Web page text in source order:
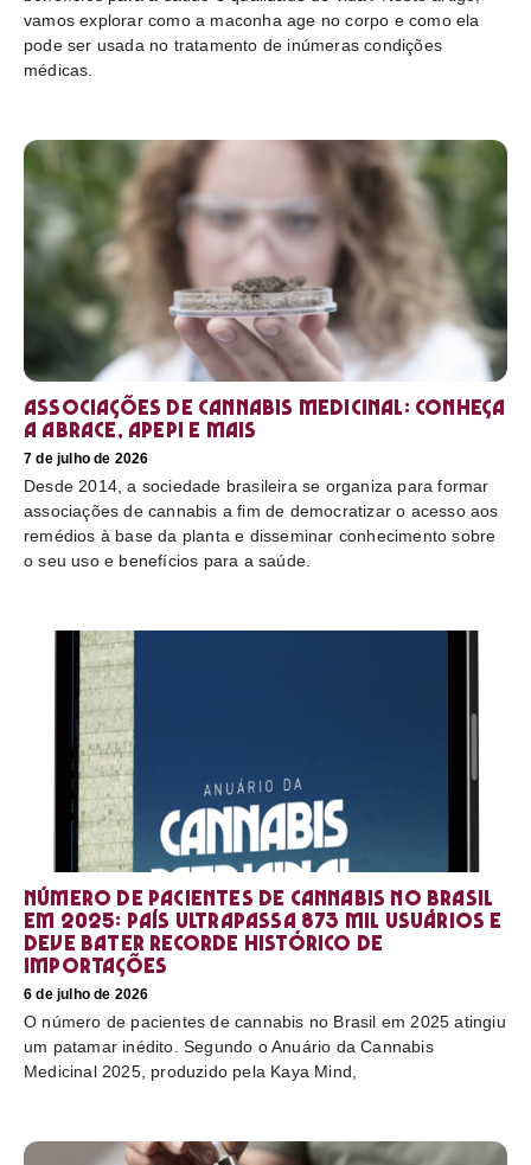
vamos explorar como a maconha age no corpo e como ela
pode ser usada no tratamento de inúmeras condições
médicas.
Associações de cannabis medicinal: conheça
a Abrace, Apepi e mais
7 de julho de 2026
Desde 2014, a sociedade brasileira se organiza para formar
associações de cannabis a fim de democratizar o acesso aos
remédios à base da planta e disseminar conhecimento sobre
o seu uso e benefícios para a saúde.
Número de pacientes de cannabis no Brasil
em 2025: país ultrapassa 873 mil usuários e
deve bater recorde histórico de
importações
6 de julho de 2026
O número de pacientes de cannabis no Brasil em 2025 atingiu
um patamar inédito. Segundo o Anuário da Cannabis
Medicinal 2025, produzido pela Kaya Mind,